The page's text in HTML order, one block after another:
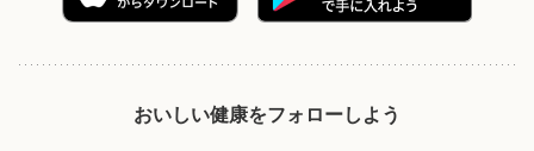
おいしい健康をフォローしよう